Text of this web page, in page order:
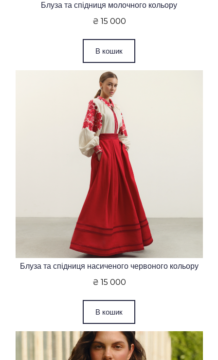
Блуза та спідниця молочного кольору
₴ 15 000
В кошик
Блуза та спідниця насиченого червоного кольору
₴ 15 000
В кошик